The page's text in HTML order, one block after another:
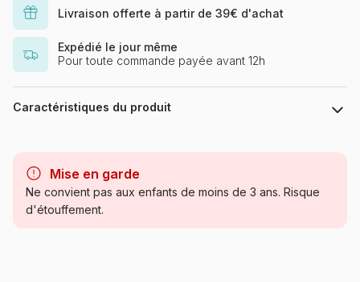
Livraison offerte à partir de 39€ d'achat
Expédié le jour même
Pour toute commande payée avant 12h
Caractéristiques du produit
Catégorie Puzzles - Animaux de la ferme
Mise en garde
Ne convient pas aux enfants de moins de 3 ans. Risque
d'étouffement.